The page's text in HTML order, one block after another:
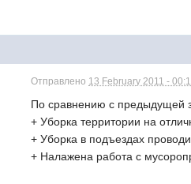
Отправлено 13 February 2011 -
По сравнению с предыдущей
+ Уборка территории на
+ Уборка в подъездах
+ Налажена работа с